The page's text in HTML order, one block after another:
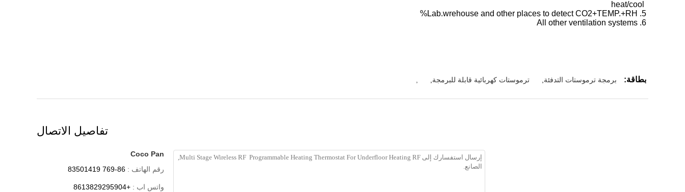
5. Lab.wrehouse and other places to detect CO2+TEMP.+RH%
6. All other ventilation systems
بطاقة: برمجة ترموستات التدفئة ترموستات كهربائية قابلة للبرمجة
تفاصيل الاتصال
Coco Pan
رقم الهاتف :
واتس اب : +8613829295904